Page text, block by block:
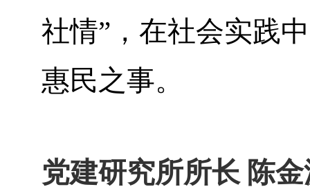
社情”，在社会实践
惠民之事。
党建研究所所长 陈